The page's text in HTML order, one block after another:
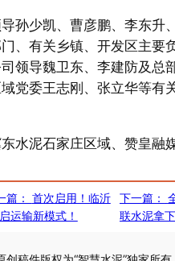
孙少凯、曹彦鹏、李东升
、有关乡镇、开发区主要
领导魏卫东、李建防及总
党委王志刚、张立华等有
水泥石家庄区域、赞皇融
篇： 首次启用！临沂
运输新模式！
下一篇：
联水泥拿下